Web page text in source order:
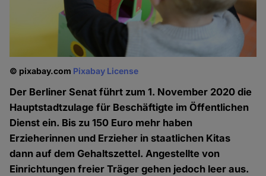
© pixabay.com Pixabay License
Der Berliner Senat führt zum 1. November 2020 die
Hauptstadtzulage für Beschäftigte im Öffentlichen
Dienst ein. Bis zu 150 Euro mehr haben
Erzieherinnen und Erzieher in staatlichen Kitas
dann auf dem Gehaltszettel. Angestellte von
Einrichtungen freier Träger gehen jedoch leer aus.